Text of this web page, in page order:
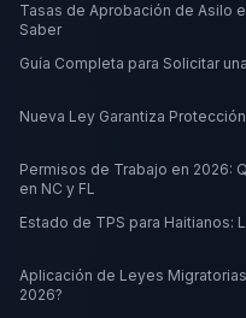
Tasas de Aprobación de Asilo
Saber
Guía Completa para Solicitar
Nueva Ley Garantiza
Permisos de Trabajo en 2026:
en NC y FL
Estado de TPS para Haitianos:
Aplicación de Leyes
2026?